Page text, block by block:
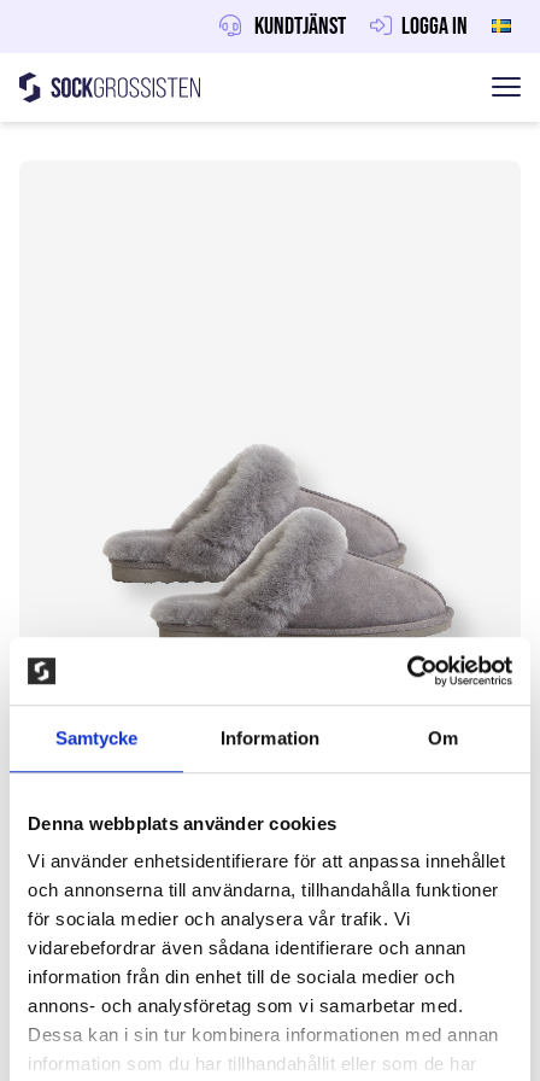
Samtycke Information Om
Denna webbplats använder cookies
Vi använder enhetsidentifierare för att anpassa innehållet
och annonserna till användarna, tillhandahålla funktioner
för sociala medier och analysera vår trafik. Vi
vidarebefordrar även sådana identifierare och annan
information från din enhet till de sociala medier och
annons- och analysföretag som vi samarbetar med.
Dessa kan i sin tur kombinera informationen med annan
information som du har tillhandahållit eller som de har
Kundtjänst Logga in
Hoppa till innehåll
Sockgrossisten
SANDEFJORD SLIPPER, LJUSGRÅ
500,00kr
En av de bästa funktionerna hos dessa tofflor är
deras mångsidighet. Du kan enkelt bära dem
inomhus när du vill känna dig bekväm och
avslappnad eller ta dem med dig ut på verandan för
att njuta av frisk luft. Sulan är robust och designad